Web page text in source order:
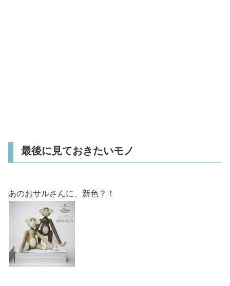
最後に見ておきたいモノ
あのおサルさんに、新色？！